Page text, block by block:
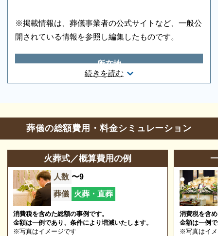
市内にある場合に市内料金を適用
安芸高田市民と異なりますのでご留意くださ
い。
霊柩車などの手配をはじめ、必要な葬具（祭壇、棺、
ドライアイス）などを、ご希望にあわせてご用意いた
します。また、市区役所への死亡届なども代行できま
す。まずはお電話ください。
続きを読む
※掲載情報は、葬儀事業者の公式サイトなど、一般公
開されている情報を参照し編集したものです。
所在地
広島県安芸高田市吉田町多治比2914番地2
葬儀の相談 0120-24-1234
参列等のお問合わせ 0826-47-1215
営業時間
定休日
※2023/05/28時点
葬儀の総額費用・料金シミュレーション
火葬式／概算費用の例
人数 〜9
葬儀 火葬・直葬
消費税を含めた総額の事例です。
金額は一例であり、条件により増減いたします。
※写真はイメージです
消費税を含
金額は一例
※写真はイ